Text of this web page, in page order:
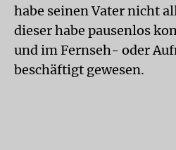
habe seinen Vater nicht
dieser habe pausenlos
und im Fernseh- oder
beschäftigt gewesen.